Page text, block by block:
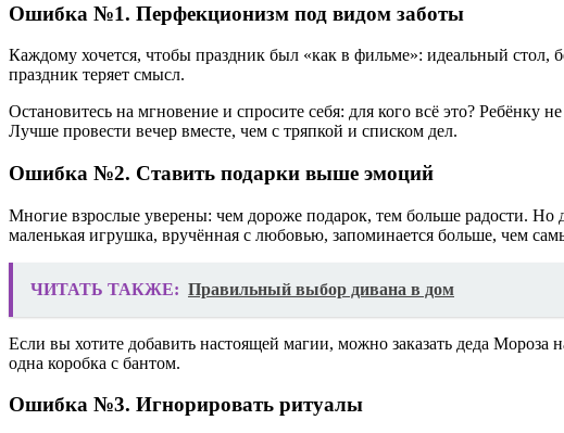
Ошибка №1. Перфекционизм под видом заботы
Каждому хочется, чтобы праздник был «как в фильме»: идеальный стол,
праздник теряет смысл.
Остановитесь на мгновение и спросите себя: для кого всё это?
Лучше провести вечер вместе, чем с тряпкой и списком дел.
Ошибка №2. Ставить подарки выше эмоций
Многие взрослые уверены: чем дороже подарок, тем больше радости.
маленькая игрушка, вручённая с любовью, запоминается больше, чем
ЧИТАТЬ ТАКЖЕ: Правильный выбор дивана в дом
Если вы хотите добавить настоящей магии, можно заказать деда Мороза
одна коробка с бантом.
Ошибка №3. Игнорировать ритуалы